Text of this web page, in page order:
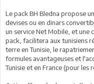
Le pack BH Bledna propose
devises ou en dinars
un service Net Mobile, et une
pack, facilitera aux tunisiens
terre en Tunisie, le
formules avantageuses et
Tunisie et en France (pour les